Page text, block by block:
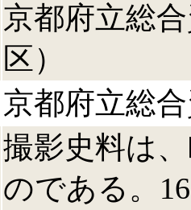
京都府立総
区）
京都府立総
撮影史料は
のである。